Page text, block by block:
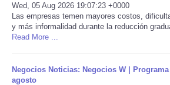
Technology
USA
Wed, 05 Aug 2026 19:07:23 +0000
Las empresas temen mayores costos,
y más informalidad durante la reducción
Read More ...
Negocios Noticias: Negocios W |
agosto